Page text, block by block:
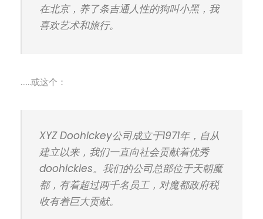
在北京，养了条吉通人性的狗叫小黑，我
喜欢艺术和旅行。
……或这个：
XYZ Doohickey公司成立于1971年，自从
建立以来，我们一直向社会贡献着优秀
doohickies。我们的公司总部位于天朝魔
都，有着超过两千名员工，对魔都政府税
收有着巨大贡献。